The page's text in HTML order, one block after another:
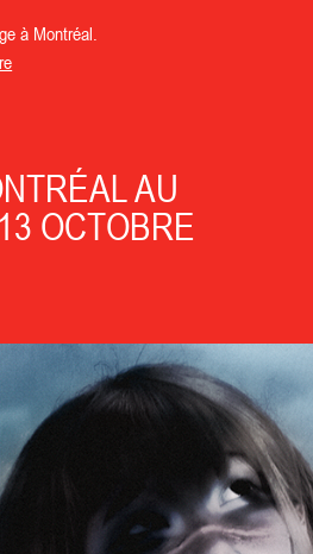
à Montréal.
AU
OCTOBRE